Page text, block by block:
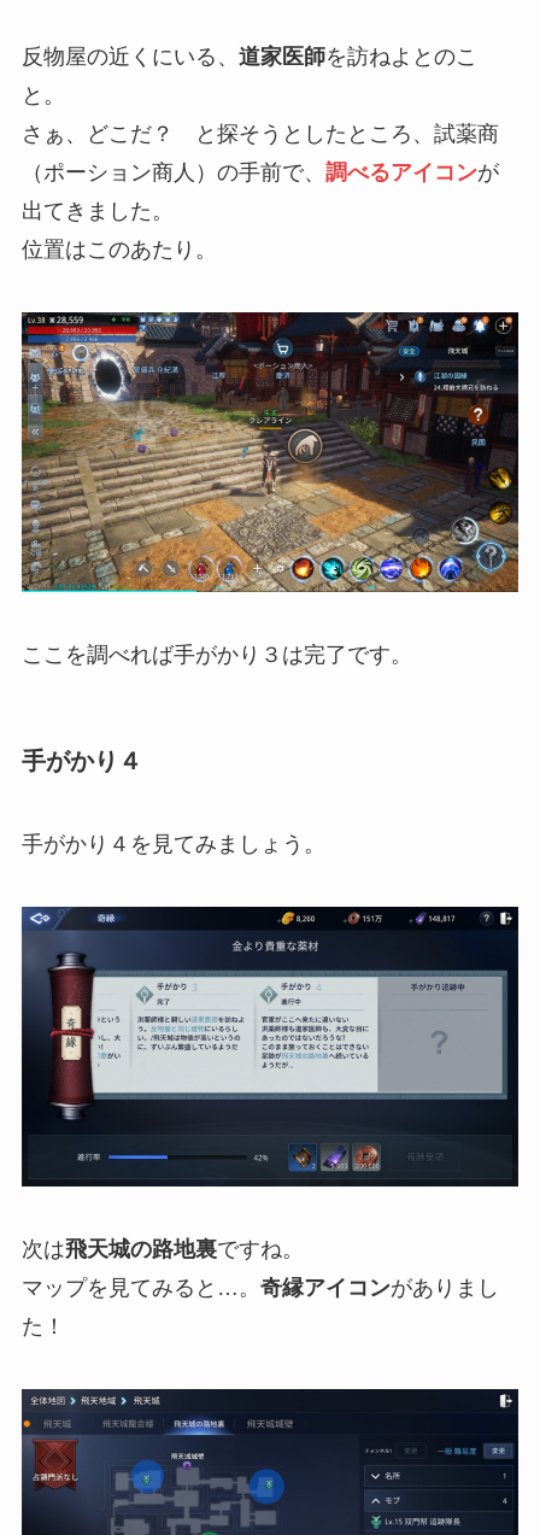
反物屋の近くにいる、 道家医師を訪ねよとのこ
と。
さぁ、どこだ？ と探そうとしたところ、試薬商
（ポーション商人）の手前で、 調べるアイコンが
出てきました。
位置はこのあたり。
ここを調べれば手がかり３は完了です。
手がかり４
手がかり４を見てみましょう。
次は飛天城の路地裏ですね。
マップを見てみると…。 奇縁アイコンがありまし
た！